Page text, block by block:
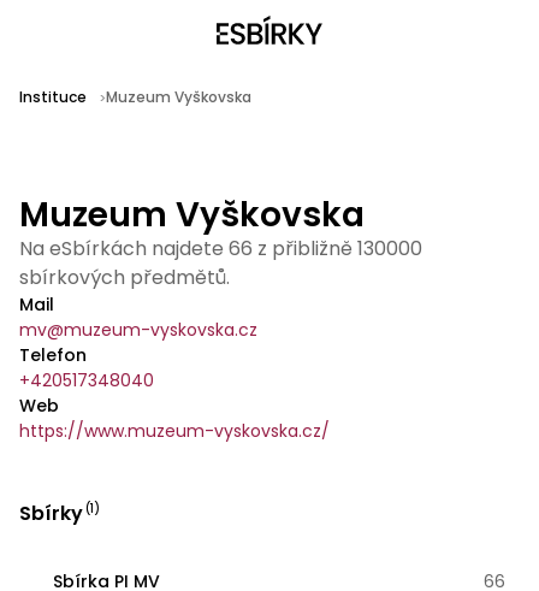
Instituce Muzeum Vyškovska
Muzeum Vyškovska
Na eSbírkách najdete 66 z přibližně 130000
sbírkových předmětů.
Mail
mv@muzeum-vyskovska.cz
Telefon
+420517348040
Web
https://www.muzeum-vyskovska.cz/
Sbírky(1)
Sbírka PI MV 66